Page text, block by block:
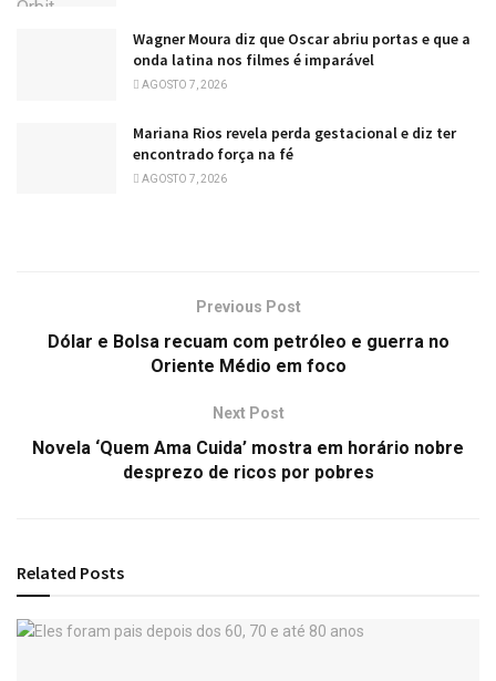
Wagner Moura diz que Oscar abriu portas e que a
onda latina nos filmes é imparável
AGOSTO 7, 2026
Mariana Rios revela perda gestacional e diz ter
encontrado força na fé
AGOSTO 7, 2026
Previous Post
Dólar e Bolsa recuam com petróleo e guerra no
Oriente Médio em foco
Next Post
Novela ‘Quem Ama Cuida’ mostra em horário nobre
desprezo de ricos por pobres
Related Posts